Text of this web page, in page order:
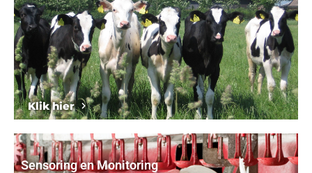
Klik hier
Sensoring en Monitoring